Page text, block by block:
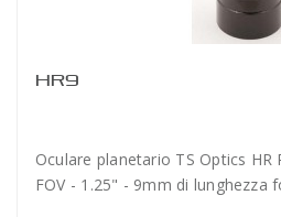
HR9
Oculare planetario TS Optics HR
FOV - 1.25" - 9mm di lunghezza